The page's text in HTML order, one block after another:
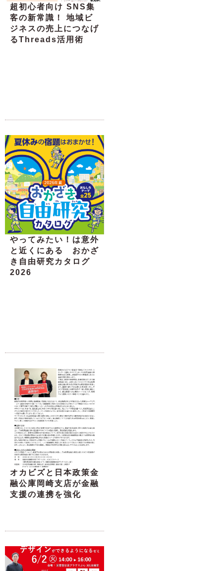
超初心者向け SNS集
客の新常識！ 地域ビ
ジネスの売上につなげ
るThreads活用術
やってみたい！は意外
と近くにある おかざ
き自由研究カタログ
2026
オカビズと日本政策金
融公庫岡崎支店が金融
支援の連携を強化